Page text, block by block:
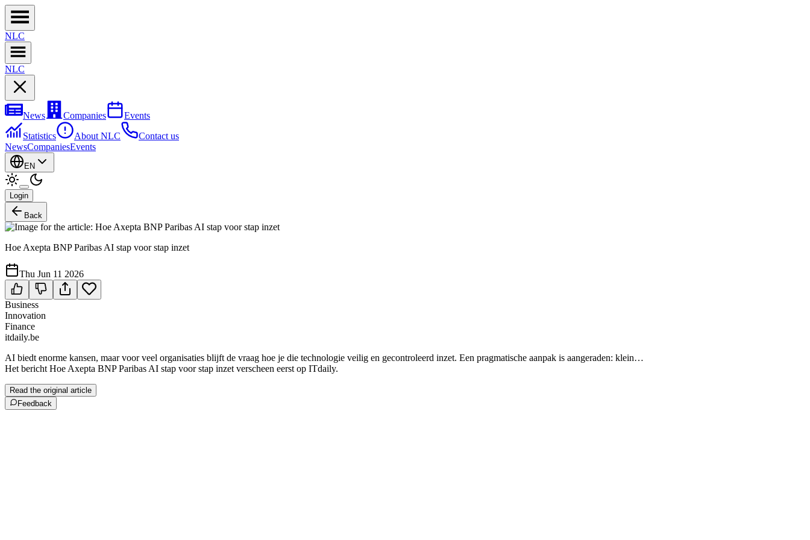
NLC
NLC
News Companies
Events
Statistics
About NLC
Contact us
NewsCompaniesEvents
EN
Login
Back
Hoe Axepta BNP Paribas AI stap voor stap inzet
Thu Jun 11 2026
Business
Innovation
Finance
itdaily.be
AI biedt enorme kansen, maar voor veel organisaties blijft de vraag hoe je die technologie veilig en gecontroleerd inzet. Een pragmatische aanpak is aangeraden: klein…
Het bericht Hoe Axepta BNP Paribas AI stap voor stap inzet verscheen eerst op ITdaily.
Read the original article
Feedback